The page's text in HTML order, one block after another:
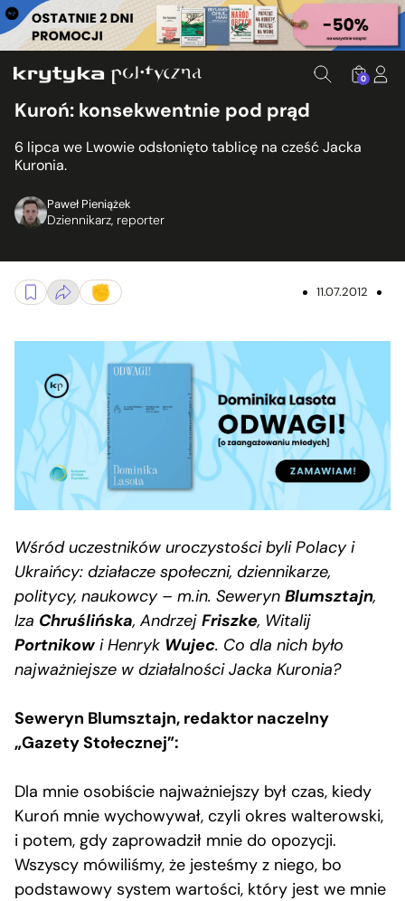
0
Kuroń: konsekwentnie pod prąd
6 lipca we Lwowie odsłonięto tablicę na cześć Jacka
Kuronia.
Paweł Pieniążek
Dziennikarz, reporter
11.07.2012
Wśród uczestników uroczystości byli Polacy i
Ukraińcy: działacze społeczni, dziennikarze,
politycy, naukowcy – m.in. Seweryn Blumsztajn,
Iza Chruślińska, Andrzej Friszke, Witalij
Portnikow i Henryk Wujec. Co dla nich było
najważniejsze w działalności Jacka Kuronia?
Seweryn Blumsztajn, redaktor naczelny
„Gazety Stołecznej”:
Dla mnie osobiście najważniejszy był czas, kiedy
Kuroń mnie wychowywał, czyli okres walterowski,
i potem, gdy zaprowadził mnie do opozycji.
Wszyscy mówiliśmy, że jesteśmy z niego, bo
podstawowy system wartości, który jest we mnie